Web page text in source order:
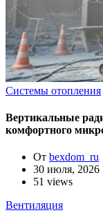
Системы отопления
Вертикальные
комфортного
От bexdom_ru
30 июля, 2026
51 views
Вентиляция